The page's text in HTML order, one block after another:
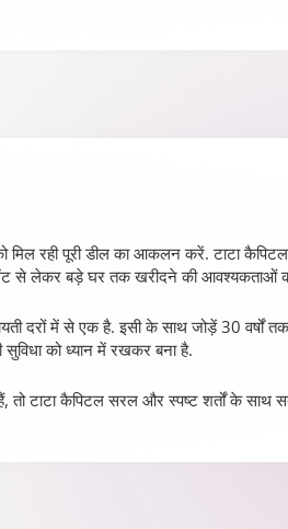
मिल रही पूरी डील का आकलन करें. टाटा
से लेकर बड़े घर तक खरीदने की आवश्यकताओं
दरों में से एक है. इसी के साथ जोड़ें 30 वर्षों
को ध्यान में रखकर बना है.
तो टाटा कैपिटल सरल और स्पष्ट शर्तों के